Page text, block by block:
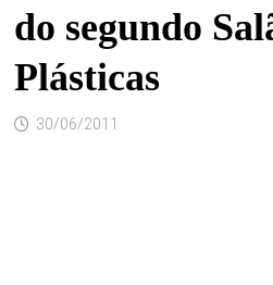
do segundo
Plásticas
30/06/2011